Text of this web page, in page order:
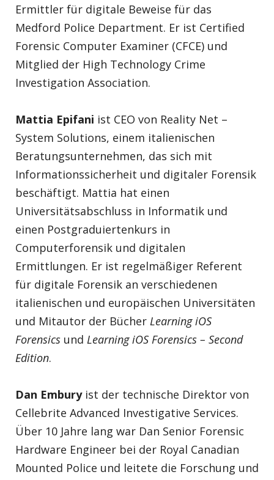
Ermittler für digitale Beweise für das
Medford Police Department. Er ist Certified
Forensic Computer Examiner (CFCE) und
Mitglied der High Technology Crime
Investigation Association.
Mattia Epifani ist CEO von Reality Net –
System Solutions, einem italienischen
Beratungsunternehmen, das sich mit
Informationssicherheit und digitaler Forensik
beschäftigt. Mattia hat einen
Universitätsabschluss in Informatik und
einen Postgraduiertenkurs in
Computerforensik und digitalen
Ermittlungen. Er ist regelmäßiger Referent
für digitale Forensik an verschiedenen
italienischen und europäischen Universitäten
und Mitautor der Bücher Learning iOS
Forensics und Learning iOS Forensics – Second
Edition.
Dan Emburyist der technische Direktor von
Cellebrite Advanced Investigative Services.
Über 10 Jahre lang war Dan Senior Forensic
Hardware Engineer bei der Royal Canadian
Mounted Police und leitete die Forschung und